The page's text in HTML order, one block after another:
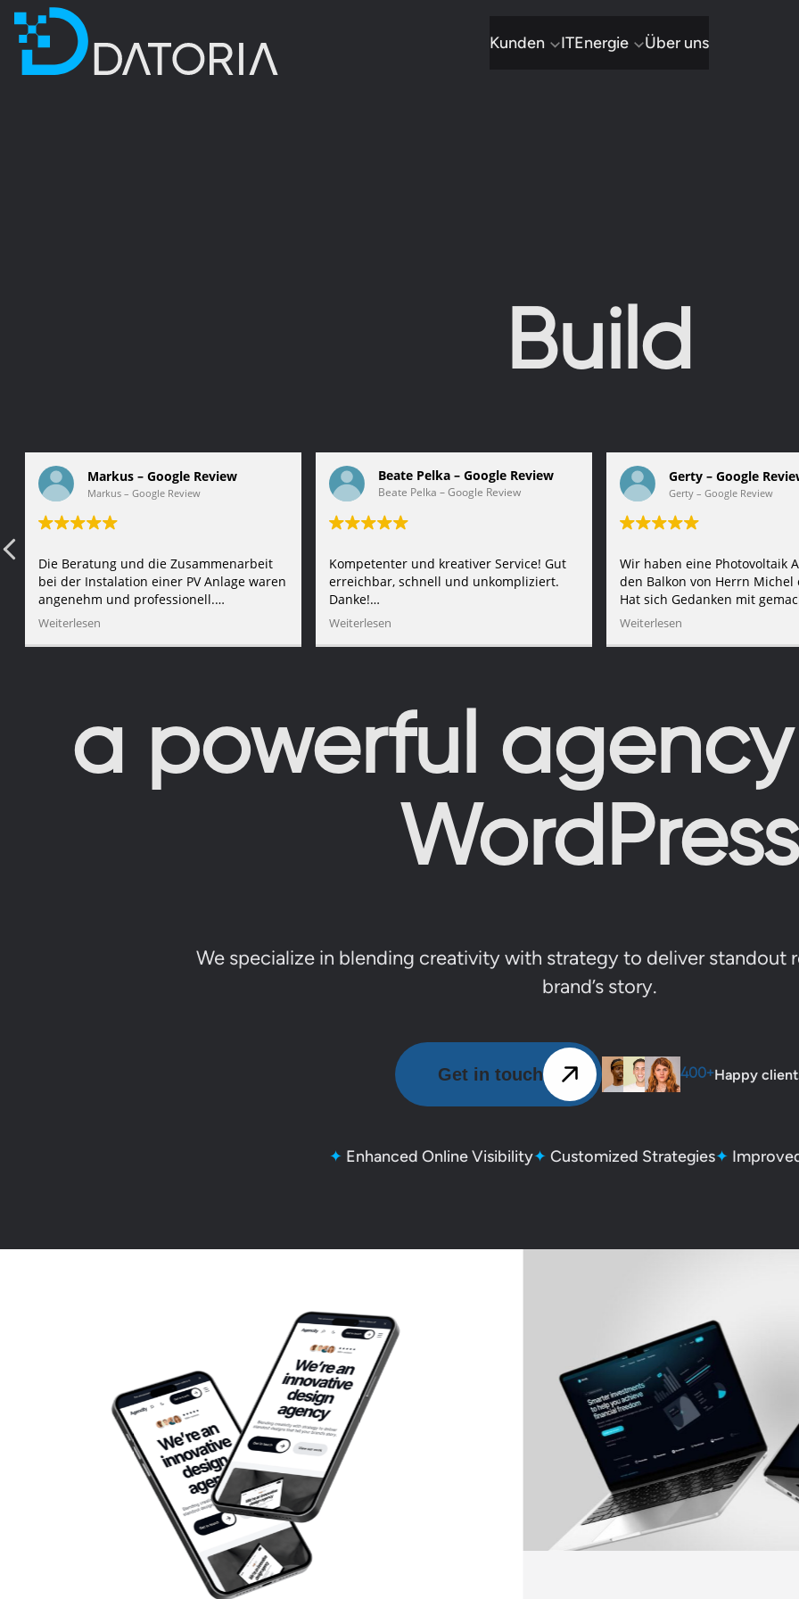
Kunden ITEnergie Über uns
Build
Markus – Google Review
Markus – Google Review
Die Beratung und die Zusammenarbeit
bei der Instalation einer PV Anlage waren
angenehm und professionell.
https://maps.app.goo.gl/oWByczbJ2M5XCFEc8
Weiterlesen
Beate Pelka – Google Review
Beate Pelka – Google Review
Kompetenter und kreativer Service! Gut
erreichbar, schnell und unkompliziert.
Danke!
Weiterlesen
Gerty – Google
Gerty – Google Review
Wir haben eine Photovoltaik
den Balkon von Herrn Michel
Hat sich Gedanken mit
besten befestigt wird für
gearbeitet.
Weiterlesen
a powerful
WordPress
We specialize in blending creativity with strategy to deliver standout
brand’s story.
Get in touch 400+Happy
✦ Enhanced Online Visibility✦ Customized Strategies✦